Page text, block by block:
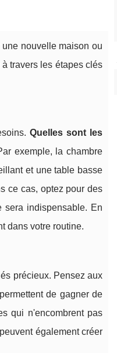
nouvelle maison ou
travers les étapes clés
Quelles sont les
exemple, la chambre
et une table basse
ce cas, optez pour des
sera indispensable. En
dans votre routine.
précieux. Pensez aux
de gagner de
qui n'encombrent pas
également créer